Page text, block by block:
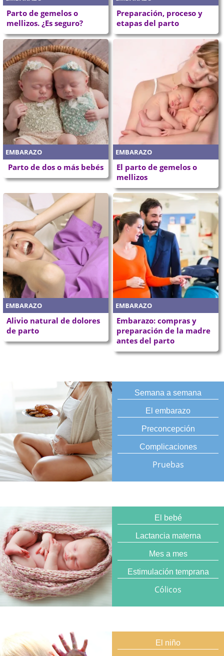
Parto de gemelos o
mellizos. ¿Es seguro?
Preparación, proceso y
etapas del parto
EMBARAZO
Parto de dos o más bebés
EMBARAZO
El parto de gemelos o
mellizos
EMBARAZO
Alivio natural de dolores
de parto
EMBARAZO
Embarazo: compras y
preparación de la madre
antes del parto
Semana a semana
El embarazo
Preconcepción
Complicaciones
Pruebas
El bebé
Lactancia materna
Mes a mes
Estimulación temprana
Cólicos
El niño